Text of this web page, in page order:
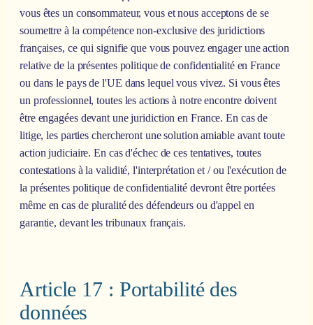
vous êtes un consommateur, vous et nous acceptons de se
soumettre à la compétence non-exclusive des juridictions
françaises, ce qui signifie que vous pouvez engager une action
relative de la présentes politique de confidentialité en France
ou dans le pays de l'UE dans lequel vous vivez. Si vous êtes
un professionnel, toutes les actions à notre encontre doivent
être engagées devant une juridiction en France. En cas de
litige, les parties chercheront une solution amiable avant toute
action judiciaire. En cas d'échec de ces tentatives, toutes
contestations à la validité, l'interprétation et / ou l'exécution de
la présentes politique de confidentialité devront être portées
même en cas de pluralité des défendeurs ou d'appel en
garantie, devant les tribunaux français.
Article 17 : Portabilité des
données